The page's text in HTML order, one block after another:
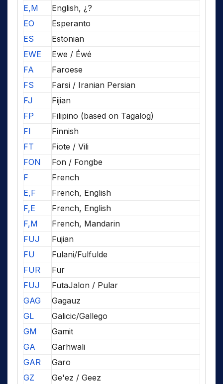
E,M
English, ¿?
EO
Esperanto
ES
Estonian
EWE
Ewe / Éwé
FA
Faroese
FS
Farsi / Iranian Persian
FJ
Fijian
FP
Filipino (based on Tagalog)
FI
Finnish
FT
Fiote / Vili
FON
Fon / Fongbe
F
French
E,F
French, English
F,E
French, English
F,M
French, Mandarin
FUJ
Fujian
FU
Fulani/Fulfulde
FUR
Fur
FUJ
FutaJalon / Pular
GAG
Gagauz
GL
Galicic/Gallego
GM
Gamit
GA
Garhwali
GAR
Garo
GZ
Ge'ez / Geez